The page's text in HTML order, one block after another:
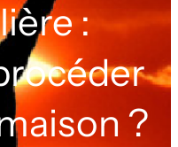
:
?